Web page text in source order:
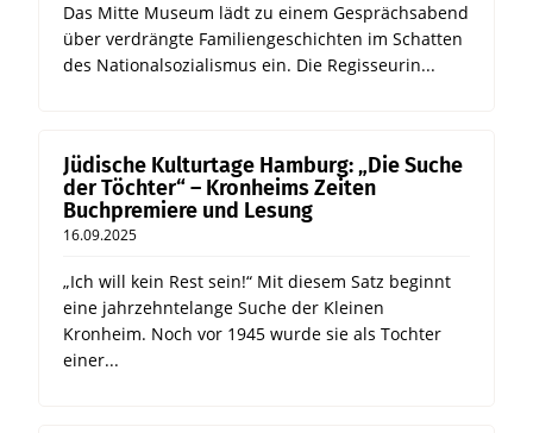
Das Mitte Museum lädt zu einem Gesprächsabend
über verdrängte Familiengeschichten im Schatten
des Nationalsozialismus ein. Die Regisseurin...
Jüdische Kulturtage Hamburg: „Die Suche
der Töchter“ – Kronheims Zeiten
Buchpremiere und Lesung
16.09.2025
„Ich will kein Rest sein!“ Mit diesem Satz beginnt
eine jahrzehntelange Suche der Kleinen
Kronheim. Noch vor 1945 wurde sie als Tochter
einer...